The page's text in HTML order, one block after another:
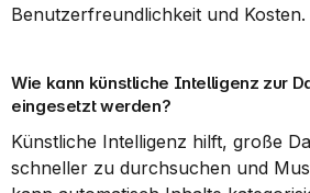
Benutzerfreundlichkeit und Kosten.
Wie kann künstliche Intelligenz zur
eingesetzt werden?
Künstliche Intelligenz hilft, große
schneller zu durchsuchen und